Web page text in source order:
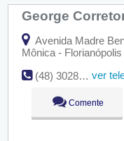
George
Avenida Madre
Mônica -
(48) 3028-5133
ver
Comente